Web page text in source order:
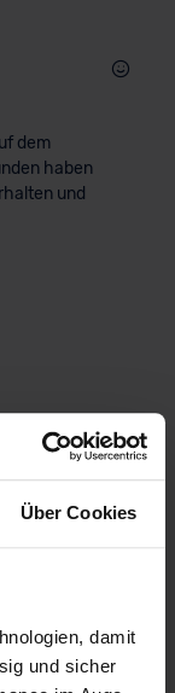
Über Cookies
damit
und sicher
dem
haben
und